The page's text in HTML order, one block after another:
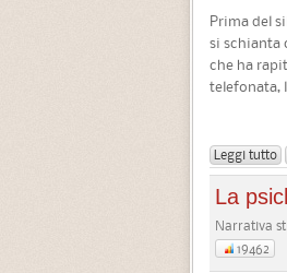
Prima del
si schianta
che ha
telefonata,
Leggi tutto
La
Narrativa
19462